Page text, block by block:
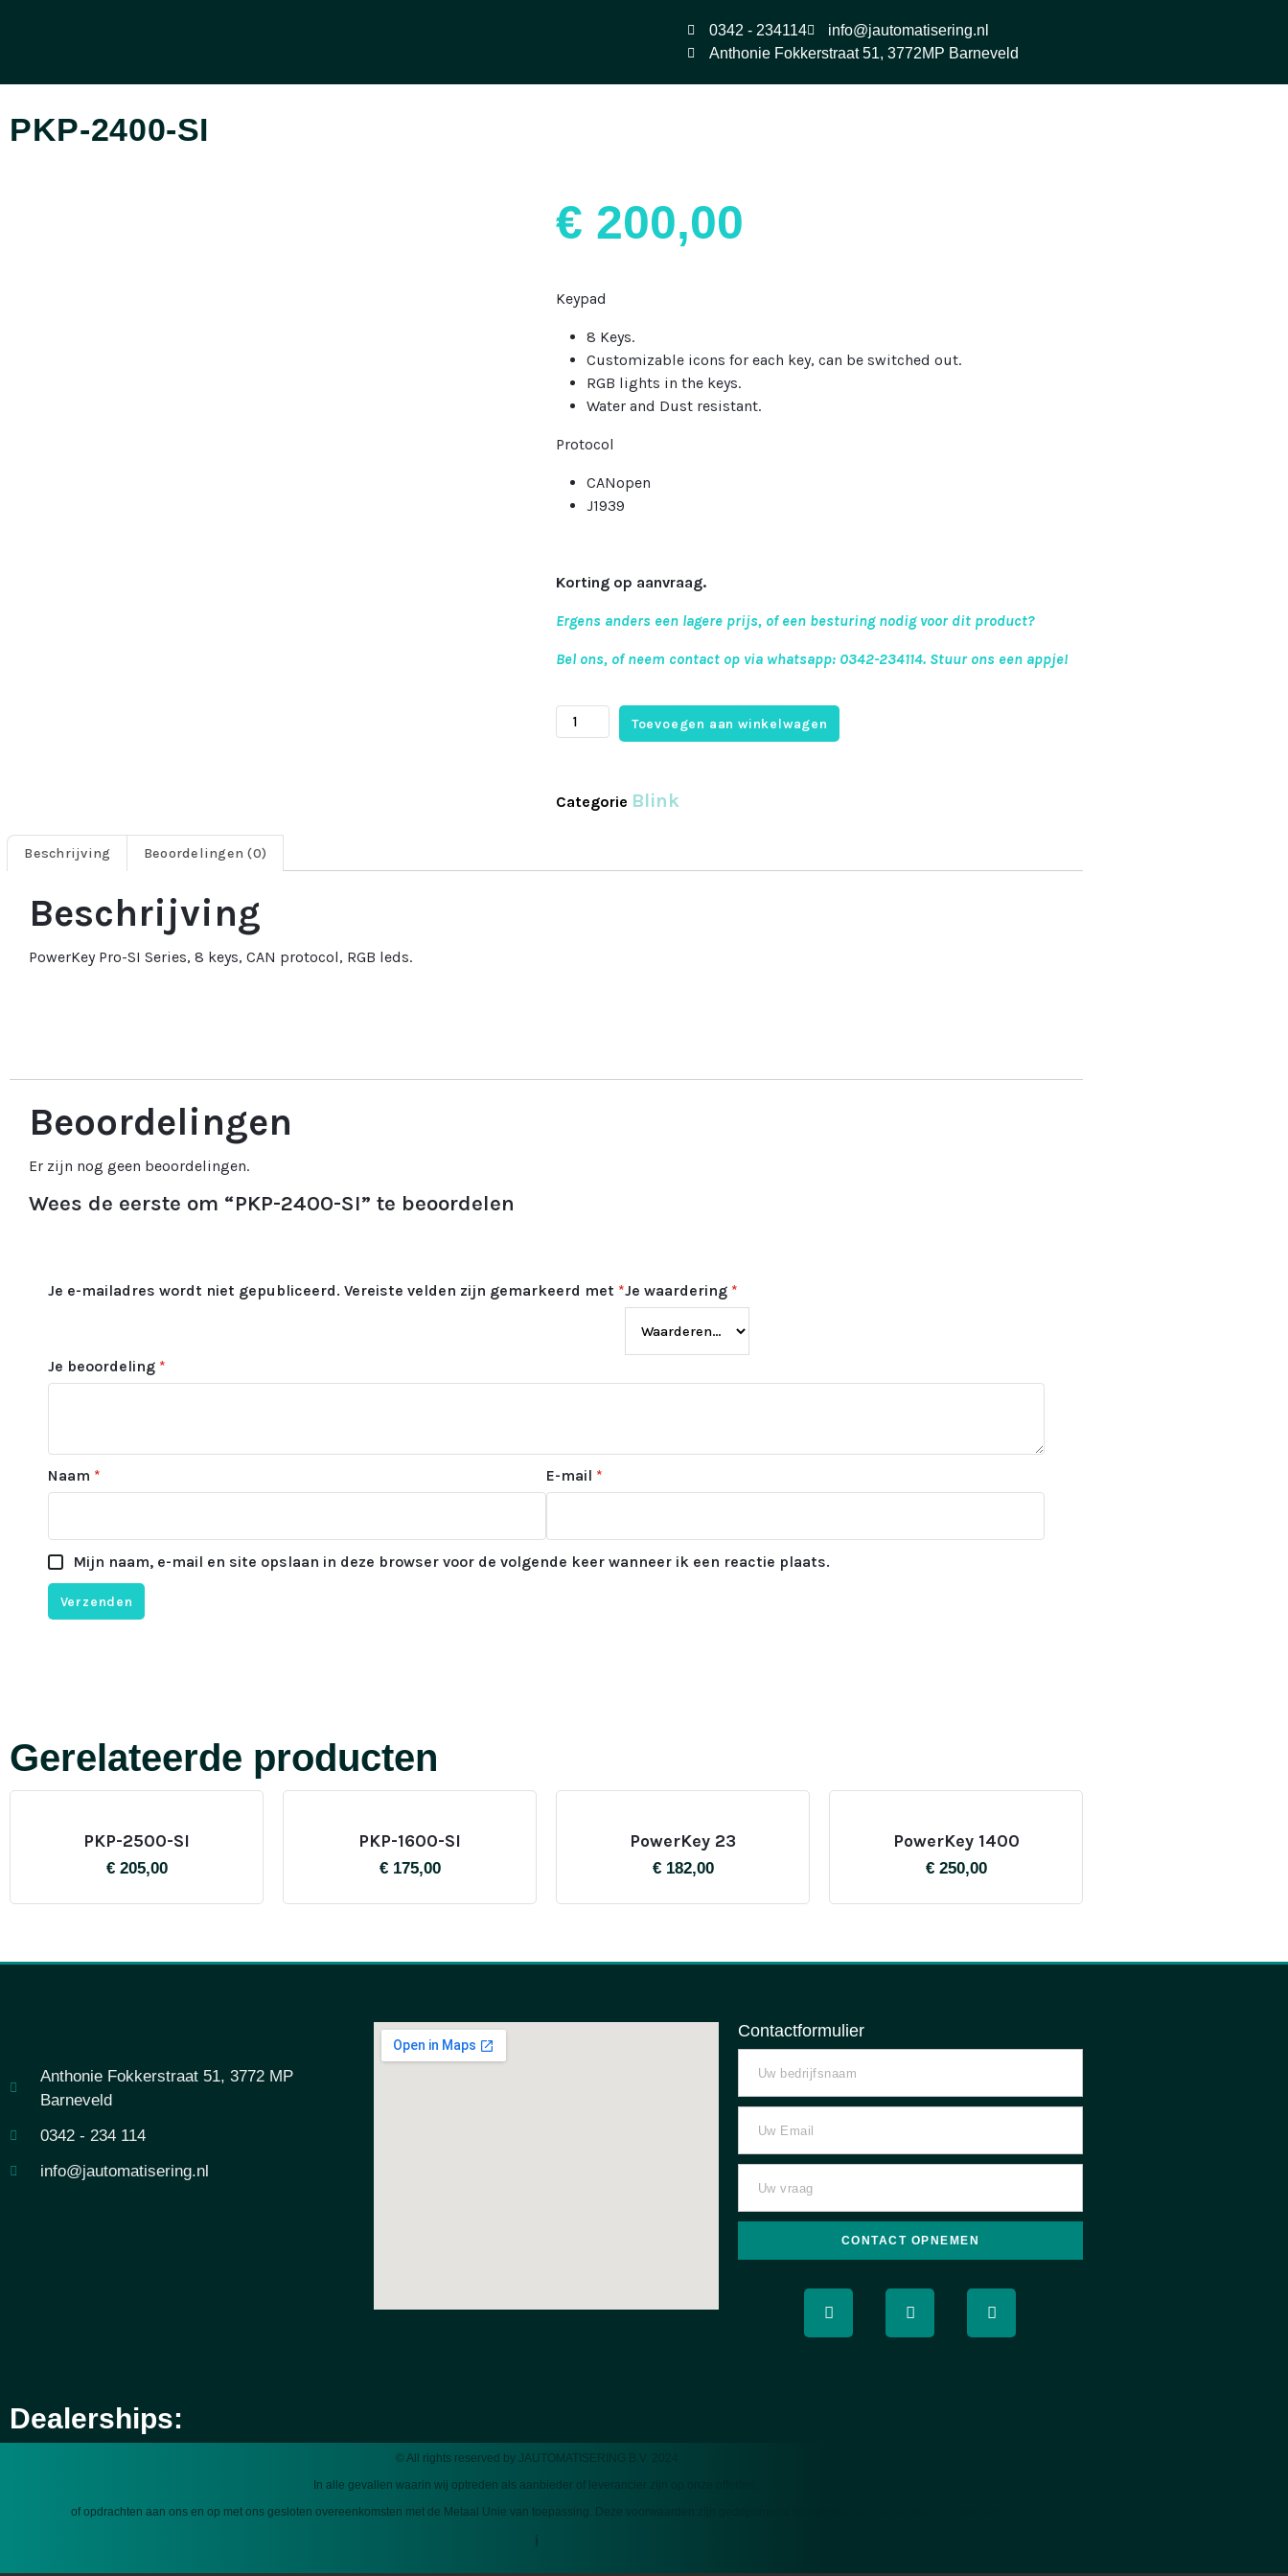
0342 - 234114
info@jautomatisering.nl
Anthonie Fokkerstraat 51, 3772MP Barneveld
PKP-2400-SI
€ 200,00
Keypad
8 Keys.
Customizable icons for each key, can be switched out.
RGB lights in the keys.
Water and Dust resistant.
Protocol
CANopen
J1939
Korting op aanvraag.
Ergens anders een lagere prijs, of een besturing nodig voor dit product?
Bel ons, of neem contact op via whatsapp: 0342-234114. Stuur ons een appje!
Toevoegen aan winkelwagen
Categorie Blink
Beschrijving Beoordelingen (0)
Beschrijving
PowerKey Pro-SI Series, 8 keys, CAN protocol, RGB leds.
Beoordelingen
Er zijn nog geen beoordelingen.
Wees de eerste om “PKP-2400-SI” te beoordelen
Je e-mailadres wordt niet gepubliceerd. Vereiste velden zijn gemarkeerd met *Je waardering *
Je beoordeling *
Naam * E-mail *
Mijn naam, e-mail en site opslaan in deze browser voor de volgende keer wanneer ik een reactie plaats.
Gerelateerde producten
PKP-2500-SI
€205,00
PKP-1600-SI
€175,00
PowerKey 23
€182,00
PowerKey 1400
€250,00
Anthonie Fokkerstraat 51, 3772 MP
Barneveld
0342 - 234 114
info@jautomatisering.nl
Contactformulier
CONTACT OPNEMEN
Dealerships:
© All rights reserved by JAUTOMATISERING B.V. 2024
In alle gevallen waarin wij optreden als aanbieder of leverancier zijn op onze offertes,
of opdrachten aan ons en op met ons gesloten overeenkomsten met de Metaal Unie van toepassing. Deze voorwaarden zijn gedeponeerd bij degriffie van de rechtbank Rotterdam.
i